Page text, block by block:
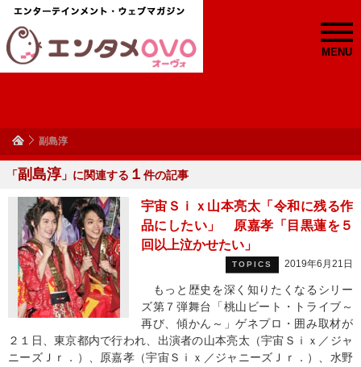
MENU
副島淳
「副島淳」に関連する １ 件の記事
宇宙Ｓｉｘ山本亮太「令和に残る作
品にしたい」 原嘉孝「目黒蓮を５
回以上泣かせたい」
TOPICS 2019年6月21日
もっと歴史を深く知りたくなるシリー
ズ第７弾舞台「桃山ビート・トライブ～
再び、傾かん～」ゲネプロ・囲み取材が
２１日、東京都内で行われ、出演者の山本亮太（宇宙Ｓｉｘ／ジャ
ニーズＪｒ．）、原嘉孝（宇宙Ｓｉｘ／ジャニーズＪｒ．）、水野